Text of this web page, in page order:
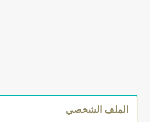
الملف الشخصي